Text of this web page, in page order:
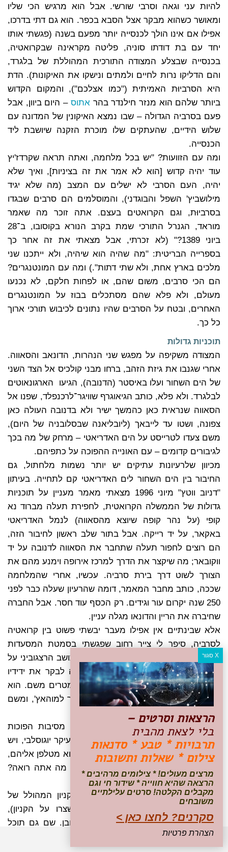
להיות עני וגאה וסרבי שורשי. אבל הוא מרגיש הכי שליו
ומאושר כשהוא מבקר אצל הסבא בכפר. הוא גם דתי בדרכו,
אפילו אם אינו הולך לכנסייה יותר מפעם בשנה (פגשתי אותו
יחד עם בת דודתו סוניה, פליטה מקראינה שבקרואטיה,
בכנסייה שבצלע המצודה התורכית המהוללת של בלגרד,
והם הדליקו נרות לחיים ולמתים ונישקו את האיקונות). הדת
היא הסרביוּת האמיתית ("כמו אצלכם"), והמקום הקדוש
ביותר שלהם הוא מנזר חילנדר בהראתוס – היום ביוון, אבל
פעם בסרביה הגדולה – שבו נמצא האיקונין של המדונה עם
שלוש הידיים, שהעתקים שלו מוכרת הזקנה שיושבת ליד
הכנסייה.
ומה עם הזוועות? "יש בכל מלחמה, ואתה תראה שקרדז'יץ
עוד יהיה קדוש [הוא לא אמר את זה בציניות], ואיך שלא
יהיה, העם הסרבי לא ישלים עם המצב (מה שלא יגיד
מילושביץ' השפל והבוגדני), והמוסלמים הם סרבים שבגדו
בסרביוּת, וגם הקרואטים בעצם. אתה זוכר מה שאמר
מוראד, הגנרל התורכי שמת בקרב הנורא בקוסובו, ב־28
ביוני 1389?" (לא זכרתי, אבל מצאתי את זה אחר כך
בספרייה הבריטית: "מה שהיה הוא שיהיה, ולא ייתכנו שני
מלכים בארץ אחת, ולא שתי דתות".) ומה עם המונטנגרים?
הם הכי סרבים, משום שהם, או לפחות חלקם, לא נכנעו
מעולם, ולא פלא שהם מסתכלים בבוז על המונטנגרים
האחרים, ובטח על הסרבים שהיו נתונים לכיבוש תורכי ארוך
כל כך.
תוכניות גדולות
המצודה משקיפה על מפגש שני הנהרות, הדונאב והסאווה.
אחרי שגנבו את גיזת הזהב, ברחו מבני קולכיס אל הצד השני
של הים השחור ועלו באיסטר (הדנובה), הגיעו הארגונאוטים
לבלגרד. ולא פלא, כותב הגיאוגרף שוויגר־לרכנפלד, שפנו אל
הסאווה שנראית כאן כהמשך ישיר ולא בדנובה העולה כאן
צפונה, ושטו עד לייבאך (ליובליאנה שבסלובניה של היום),
משם צעדו לטרייסט על הים האדריאטי – מרחק של מה בכך
לגיבורים קדומים – עם האונייה ההפוכה על כתפיהם.
מכיוון שלרעיונות עתיקים יש יותר נשמות מלחתול, גם
החיבור בין הים השחור לים האדריאטי קם לתחייה. בעיתון
"דניוב ווטץ" מיוני 1996 מצאתי מאמר מעניין על תוכניות
גדולות של הממשלה הקרואטית, לחפירת תעלה מברוד נא
קופי (על נהר קופה שיוצא מהסאווה) לנמל האדריאטי
באקאר, על יד רייקה. אבל בתור שלב ראשון לחיבור הזה,
הם רוצים לחפור תעלה שתחבר את הסאווה לדנובה על יד
ווקובאר; מה שיקצר את הדרך למרכז אירופה וימנע מהם את
הצורך לשוט דרך בירת סרביה. עכשיו, אחרי שהמלחמה
שככה, כותב מחבר המאמר, דומה שהרעיון שעלה כבר לפני
250 שנה יקרום עור וגידים. רק הכסף עוד חסר. אבל החברה
שחיברה את הריין והדונאו מגלה עניין.
אלא שבינתיים אין אפילו מעבר יבשתי פשוט בין קרואטיה
לסרביה, סיפר לי צייר רחוב שפגשתי בסמטת המסעדות
המשופצת בעיר העתיקה. תיקח, למשל, תושב הרצגוביני על
חוף הים האדריאטי בקצה סרביה, שרוצה לבקר את ידידיו
בדבלי ברייג, קרואטיה, מרחק עשרה קילומטרים משם. הוא
צריך לנסוע צפונה לבאיה בהונגריה, לעבור למוהאץ', ומשם
חזרה דרומה לקרואטיה.
גם הצייר לא אוהב את מילושביץ', אבל מסיבות הפוכות
לאלה של מילובן. הוא עצמו סרבי, אבל בעיקר יוגוסלבי, ויש
לו חברים בקרואטיה ובבוסניה, ולפעמים הוא מטלפן אליהם,
וזה לא קל. אתה רואה את הציורים שלי, מה אתה רואה?
סהר וצלב, כנסייה ומסגד.
איפה הכי כדאי לעצור לפני שמגיעים לקניון המהולל של
קאזאן ו"שערי הברזל" (כינוי לסלעים שצרו על הקניון),
שאלתי את מילובן. בדוניי מילנובאץ', כמובן. שם גם תוכל
למצוא סירה שתיקח אותך לתוך הקניון, רגע לפני שהנהר
הרצאות וסרטים –
בלי לצאת מהבית
תרבויות * טבע * סדנאות
צילום * שאלות ותשובות
מרצים מעולים! * צילומים מרהיבים *
הרצאה שהיא חווייה * שידור חי וגם
מקבלים הקלטה! סרטים עלילתיים
משובחים
סקרנים? לחצו כאן >
הצהרת פרטיות